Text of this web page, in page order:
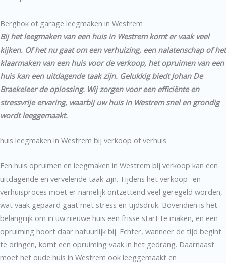
Berghok of garage leegmaken in Westrem
Bij het leegmaken van een huis in Westrem komt er vaak veel
kijken. Of het nu gaat om een verhuizing, een nalatenschap of het
klaarmaken van een huis voor de verkoop, het opruimen van een
huis kan een uitdagende taak zijn. Gelukkig biedt Johan De
Braekeleer de oplossing. Wij zorgen voor een efficiënte en
stressvrije ervaring, waarbij uw huis in Westrem snel en grondig
wordt leeggemaakt.
huis leegmaken in Westrem bij verkoop of verhuis
Een huis opruimen en leegmaken in Westrem bij verkoop kan een
uitdagende en vervelende taak zijn. Tijdens het verkoop- en
verhuisproces moet er namelijk ontzettend veel geregeld worden,
wat vaak gepaard gaat met stress en tijdsdruk. Bovendien is het
belangrijk om in uw nieuwe huis een frisse start te maken, en een
opruiming hoort daar natuurlijk bij. Echter, wanneer de tijd begint
te dringen, komt een opruiming vaak in het gedrang. Daarnaast
moet het oude huis in Westrem ook leeggemaakt en